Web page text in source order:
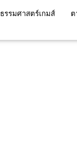
ธรรมศาสตร์เกมส์ ต